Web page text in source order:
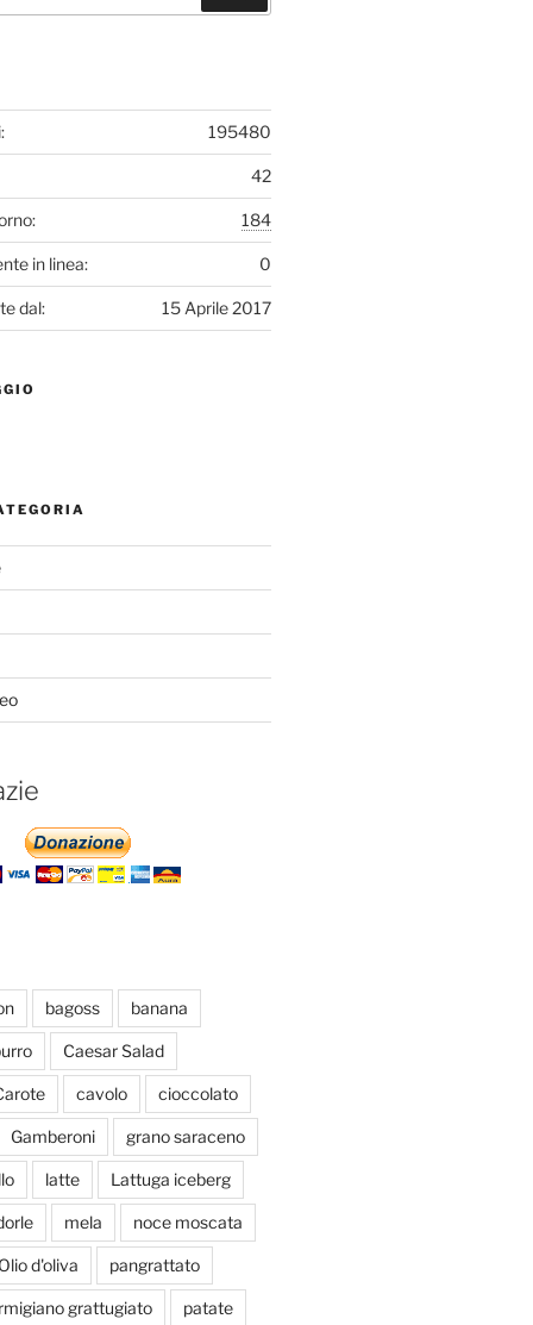
195480
42
184
0
in linea:
15 Aprile 2017
dal:
bagoss banana
Caesar Salad
cavolo cioccolato
Gamberoni grano saraceno
latte Lattuga iceberg
mela noce moscata
Olio d'oliva pangrattato
grattugiato patate